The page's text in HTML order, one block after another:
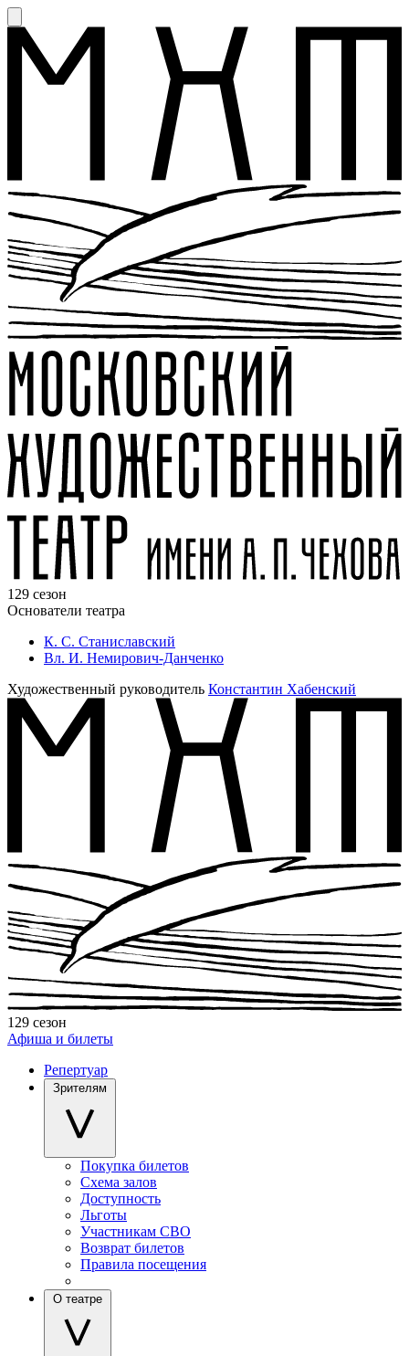
129 сезон
Основатели театра
К. С. Станиславский
Вл. И. Немирович-Данченко
Художественный руководитель Константин Хабенский
129 сезон
Афиша и билеты
Репертуар
Зрителям
Покупка билетов
Схема залов
Доступность
Льготы
Участникам СВО
Возврат билетов
Правила посещения
О театре